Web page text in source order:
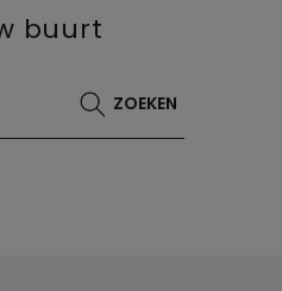
buurt
ZOEKEN